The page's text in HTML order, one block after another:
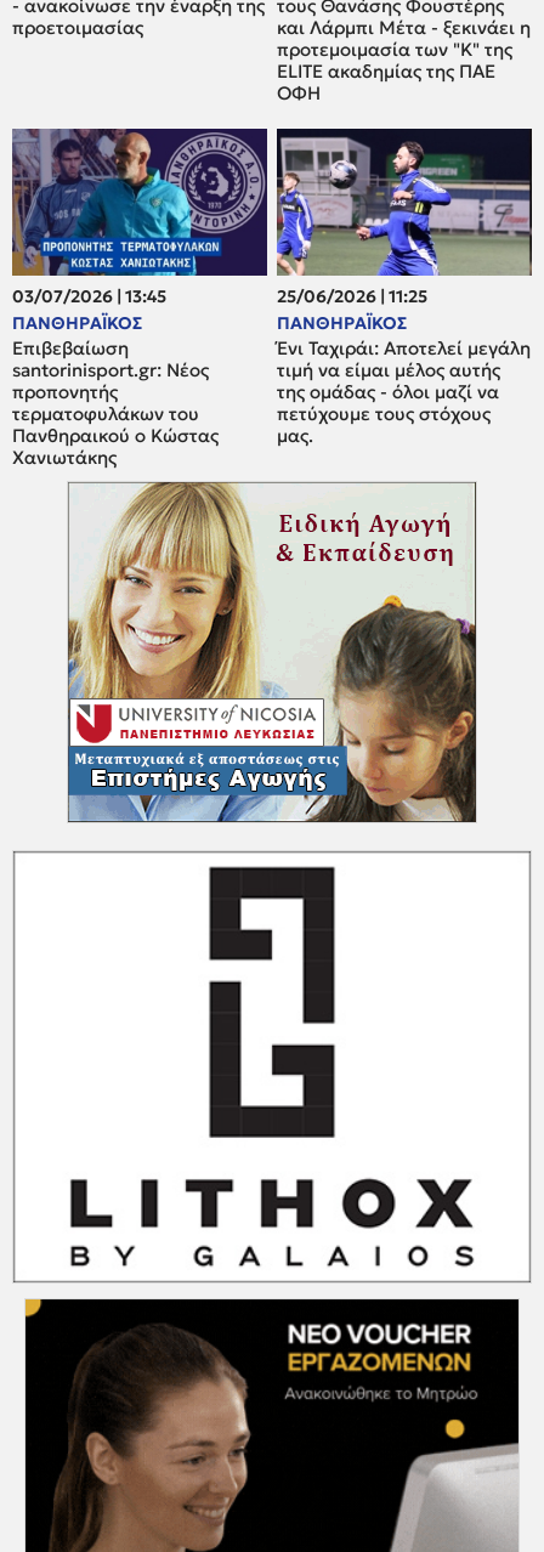
- ανακοίνωσε την έναρξη της
προετοιμασίας
τους Θανάσης Φουστέρης
και Λάρμπι Μέτα - ξεκινάει η
προτεμοιμασία των "Κ" της
ELITE ακαδημίας της ΠΑΕ
ΟΦΗ
03/07/2026 | 13:45
ΠΑΝΘΗΡΑΪΚΟΣ
Επιβεβαίωση
santorinisport.gr: Νέος
προπονητής
τερματοφυλάκων του
Πανθηραικού ο Κώστας
Χανιωτάκης
25/06/2026 | 11:25
ΠΑΝΘΗΡΑΪΚΟΣ
Ένι Ταχιράι: Αποτελεί μεγάλη
τιμή να είμαι μέλος αυτής
της ομάδας - όλοι μαζί να
πετύχουμε τους στόχους
μας.